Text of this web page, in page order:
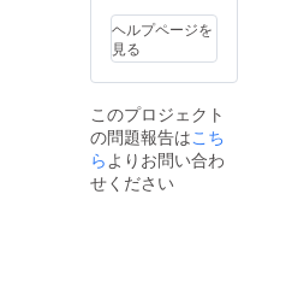
るの
つもの
一杯が
楽しみ
頂ける
グラス
となっ
光屑が
様々な
色に光
り、明
には高
校生ら
しい可
愛らし
いデザ
底面の
蓄光材
は、近
年の
の取り
組みか
ら、弊
社も月
光グラ
ヘルプページを
見る
このプロジェクト
の問題報告はこち
らよりお問い合わ
せください